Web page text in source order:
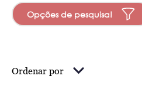
Opções de pesquisa!
Ordenar por